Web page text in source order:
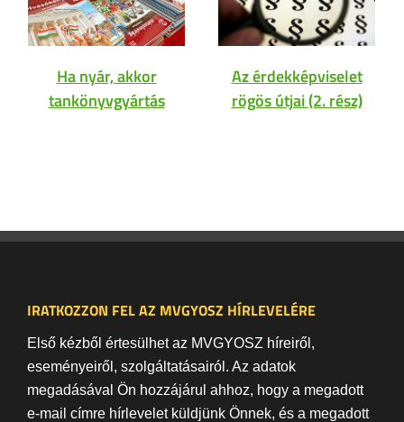
Ha nyár, akkor
tankönyvgyártás
Az érdekképviselet
rögös útjai (2. rész)
IRATKOZZON FEL AZ MVGYOSZ HÍRLEVELÉRE
Első kézből értesülhet az MVGYOSZ híreiről,
eseményeiről, szolgáltatásairól. Az adatok
megadásával Ön hozzájárul ahhoz, hogy a megadott
e-mail címre hírlevelet küldjünk Önnek, és a megadott